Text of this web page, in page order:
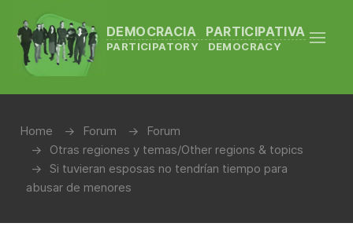
DEMOCRACIA PARTICIPATIVA
PARTICIPATORY DEMOCRACY
Home Forum
Forum
Otras regiones y temas/Other regions & topics
Si tuvieran esposas no tendrían tiempo para
abusar de menores